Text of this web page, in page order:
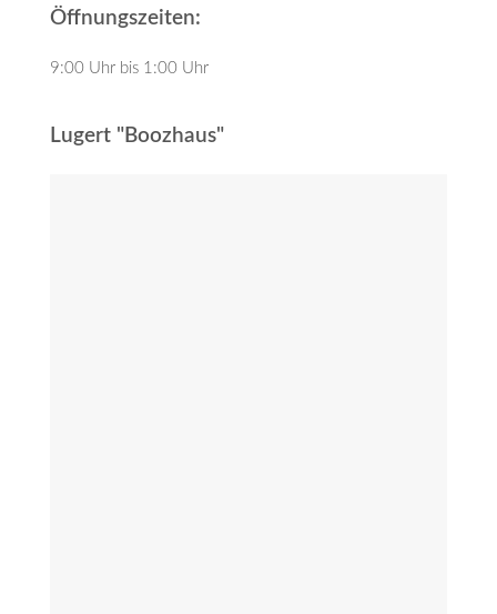
Öffnungszeiten:
9:00 Uhr bis 1:00 Uhr
Lugert "Boozhaus"